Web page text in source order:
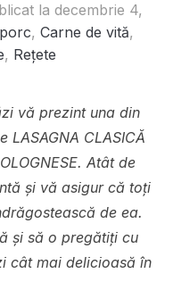
la decembrie 4,
, Carne de vită,
, Rețete
vă prezint una din
LASAGNA CLASICĂ
Atât de
și vă asigur că toți
de ea.
și să o pregătiți cu
cât mai delicioasă în